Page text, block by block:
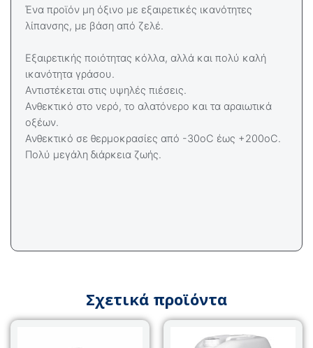
Ένα προϊόν μη όξινο με εξαιρετικές ικανότητες
λίπανσης, με βάση από ζελέ.
Εξαιρετικής ποιότητας κόλλα, αλλά και πολύ καλή
ικανότητα γράσου.
Αντιστέκεται στις υψηλές πιέσεις.
Ανθεκτικό στο νερό, το αλατόνερο και τα αραιωτικά
οξέων.
Ανθεκτικό σε θερμοκρασίες από -30οC έως +200οC.
Πολύ μεγάλη διάρκεια ζωής.
Σχετικά προϊόντα